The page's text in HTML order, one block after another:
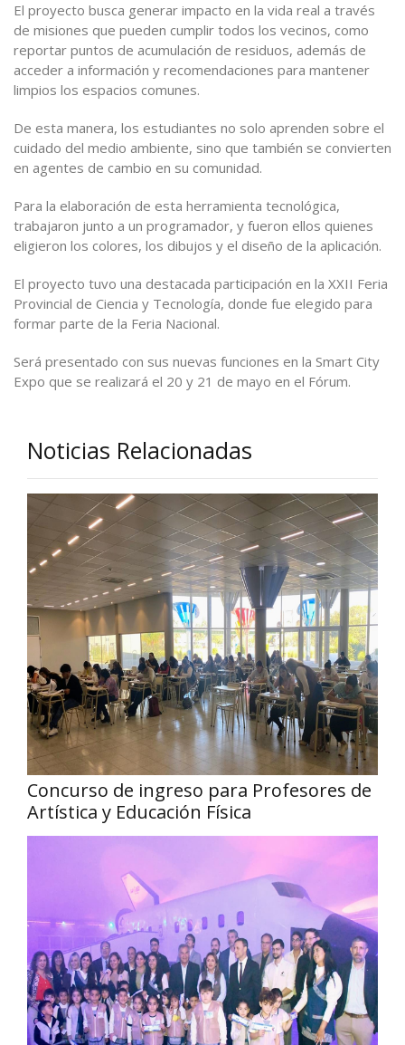
El proyecto busca generar impacto en la vida real a través
de misiones que pueden cumplir todos los vecinos, como
reportar puntos de acumulación de residuos, además de
acceder a información y recomendaciones para mantener
limpios los espacios comunes.
De esta manera, los estudiantes no solo aprenden sobre el
cuidado del medio ambiente, sino que también se convierten
en agentes de cambio en su comunidad.
Para la elaboración de esta herramienta tecnológica,
trabajaron junto a un programador, y fueron ellos quienes
eligieron los colores, los dibujos y el diseño de la aplicación.
El proyecto tuvo una destacada participación en la XXII Feria
Provincial de Ciencia y Tecnología, donde fue elegido para
formar parte de la Feria Nacional.
Será presentado con sus nuevas funciones en la Smart City
Expo que se realizará el 20 y 21 de mayo en el Fórum.
Noticias Relacionadas
Concurso de ingreso para Profesores de
Artística y Educación Física